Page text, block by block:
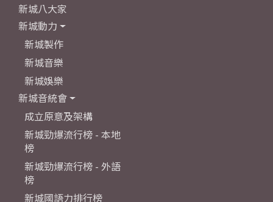
新城八大家
新城動力
新城製作
新城音樂
新城娛樂
新城音統會
成立原意及架構
新城勁爆流行榜 - 本地
榜
新城勁爆流行榜 - 外語
榜
新城國語力排行榜